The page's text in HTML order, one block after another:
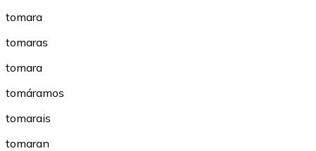
tomara
tomaras
tomara
tomáramos
tomarais
tomaran